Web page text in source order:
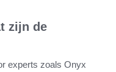
zijn de
experts zoals Onyx